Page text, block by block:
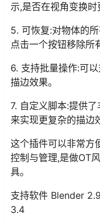
示,是否在视角变换时
5. 可恢复:对物体的
点击一个按钮移除所
6. 支持批量操作:可
描边效果。
7. 自定义脚本:提供
来实现更复杂的描边
这个插件可以非常方
控制与管理,是做OT
具。
支持软件 Blender
3.4